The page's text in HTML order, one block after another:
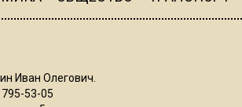
Иван Олегович.
53-05